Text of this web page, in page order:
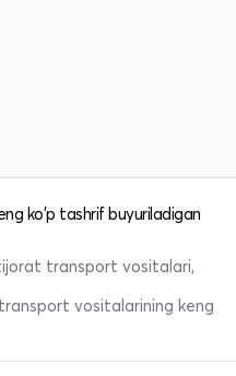
ko'p tashrif buyuriladigan
transport vositalari,
vositalarining keng